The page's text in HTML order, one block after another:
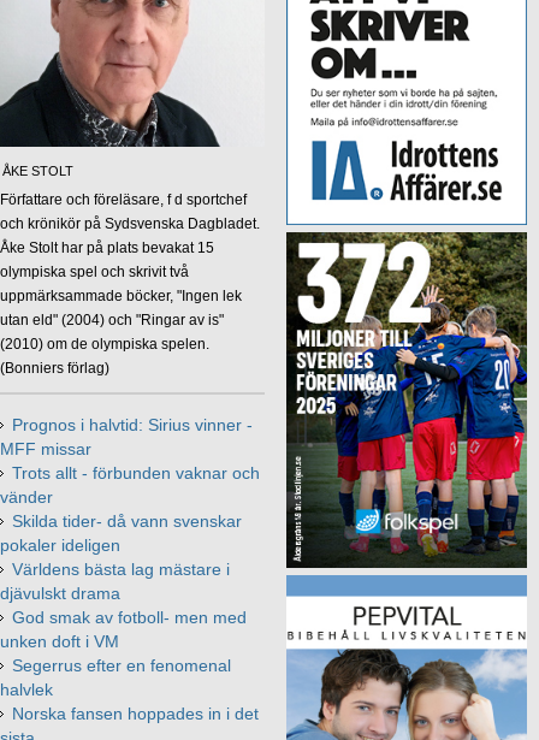
ÅKE STOLT
Författare och föreläsare, f d sportchef
och krönikör på Sydsvenska Dagbladet.
Åke Stolt har på plats bevakat 15
olympiska spel och skrivit två
uppmärksammade böcker, "Ingen lek
utan eld" (2004) och "Ringar av is"
(2010) om de olympiska spelen.
(Bonniers förlag)
Prognos i halvtid: Sirius vinner -
MFF missar
Trots allt - förbunden vaknar och
vänder
Skilda tider- då vann svenskar
pokaler ideligen
Världens bästa lag mästare i
djävulskt drama
God smak av fotboll- men med
unken doft i VM
Segerrus efter en fenomenal
halvlek
Norska fansen hoppades in i det